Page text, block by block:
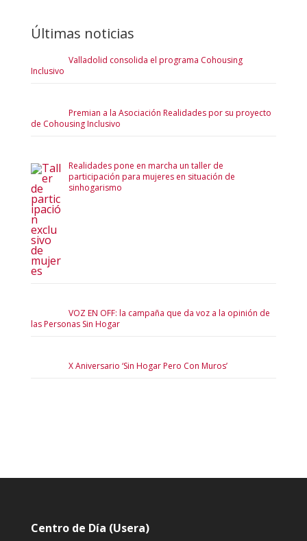
Últimas noticias
Valladolid consolida el programa Cohousing
Inclusivo
Premian a la Asociación Realidades por su proyecto
de Cohousing Inclusivo
Realidades pone en marcha un taller de
participación para mujeres en situación de
sinhogarismo
VOZ EN OFF: la campaña que da voz a la opinión de
las Personas Sin Hogar
X Aniversario ‘Sin Hogar Pero Con Muros’
Centro de Día (Usera)